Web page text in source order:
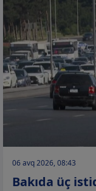
06 avq 2026, 08:43
Bakıda üç